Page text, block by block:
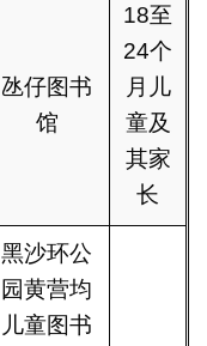
氹仔图书
馆
18至
24个
月儿
童及
其家
长
黑沙环公
园黄营均
儿童图书